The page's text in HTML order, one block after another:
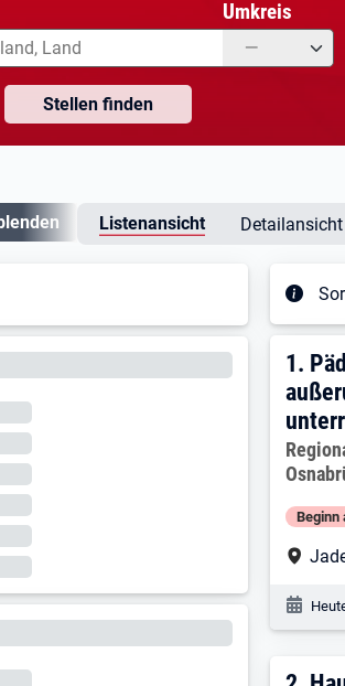
Umkreis
—
Stellen finden
Listenansicht Detailansicht
1.
1.
Beginn